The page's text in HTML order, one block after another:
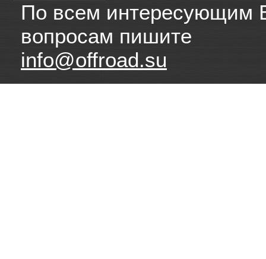
По всем интересующим
вопросам пишите
info@offroad.su